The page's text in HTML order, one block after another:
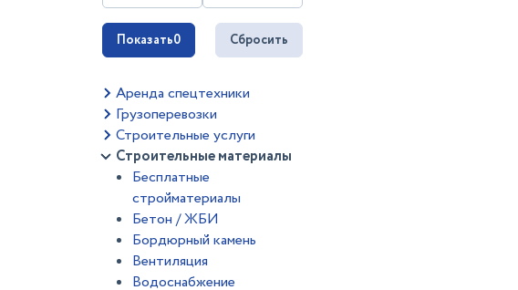
Показать0 Сбросить
Аренда спецтехники
Грузоперевозки
Строительные услуги
Строительные материалы
Бесплатные
стройматериалы
Бетон / ЖБИ
Бордюрный камень
Вентиляция
Водоснабжение